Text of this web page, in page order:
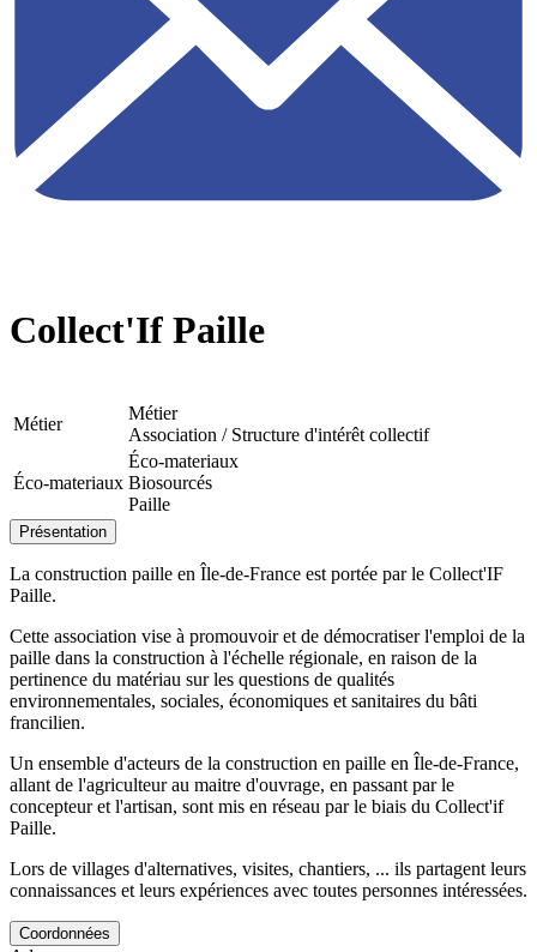
Collect'If Paille
Métier
Métier
Association / Structure d'intérêt collectif
Éco-materiaux
Éco-materiaux
Biosourcés
Paille
Présentation
La construction paille en Île-de-France est portée par le Collect'IF
Paille.
Cette association vise à promouvoir et de démocratiser l'emploi de la
paille dans la construction à l'échelle régionale, en raison de la
pertinence du matériau sur les questions de qualités
environnementales, sociales, économiques et sanitaires du bâti
francilien.
Un ensemble d'acteurs de la construction en paille en Île-de-France,
allant de l'agriculteur au maitre d'ouvrage, en passant par le
concepteur et l'artisan, sont mis en réseau par le biais du Collect'if
Paille.
Lors de villages d'alternatives, visites, chantiers, ... ils partagent leurs
connaissances et leurs expériences avec toutes personnes intéressées.
Coordonnées